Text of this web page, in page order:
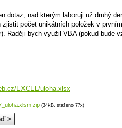
dotaz, nad kterým laboruji už druhý
zjistit počet unikátních položek v
Raději bych využil VBA (pokud bude
EXCEL/uloha.xlsx
(34kB, staženo 77x)
>